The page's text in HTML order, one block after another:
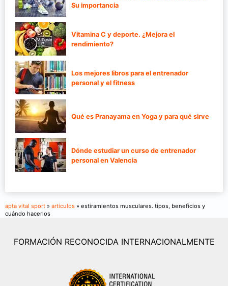
Su importancia
Vitamina C y deporte. ¿Mejora el
rendimiento?
Los mejores libros para el entrenador
personal y el fitness
Qué es Pranayama en Yoga y para qué sirve
Dónde estudiar un curso de entrenador
personal en Valencia
apta vital sport » articulos » estiramientos musculares. tipos, beneficios y
cuándo hacerlos
FORMACIÓN RECONOCIDA INTERNACIONALMENTE